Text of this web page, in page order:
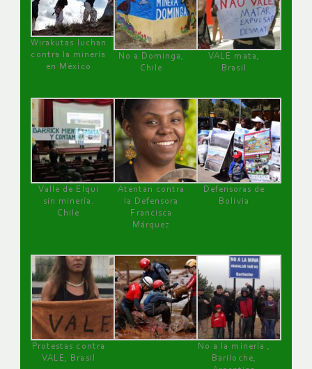
Wirakutas luchan
contra la minería
en México
No a Dominga,
Chile
VALE mata,
Brasil
Valle de Elqui
sin minería.
Chile
Atentan contra
la Defensora
Francisca
Márquez
Defensoras de
Bolivia
Protestas contra
VALE, Brasil
No a la minería ,
Bariloche,